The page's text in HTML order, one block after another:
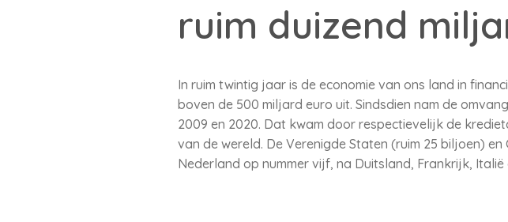
ruim duizend
In ruim twintig jaar is de economie van ons land in
boven de 500 miljard euro uit. Sindsdien nam de
2009 en 2020. Dat kwam door respectievelijk de
van de wereld. De Verenigde Staten (ruim 25 biljoen)
Nederland op nummer vijf, na Duitsland, Frankrijk, Italië